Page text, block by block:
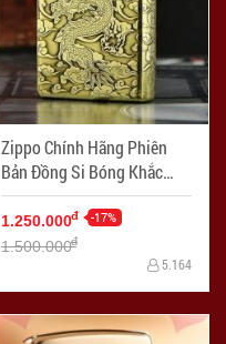
Zippo Chính Hãng Phiên
Bản Đồng Si Bóng Khắc
Rồng Bay Trên Mây
1.250.000đ -17%
1.500.000đ
5.164